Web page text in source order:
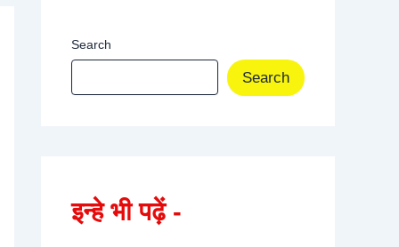
Search
Search
इन्हे भी पढ़ें -